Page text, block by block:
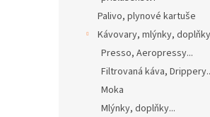
Palivo, plynové kartuše
Kávovary, mlýnky, doplňky
Presso, Aeropressy...
Filtrovaná káva,
Moka
Mlýnky, doplňky...